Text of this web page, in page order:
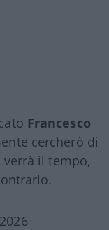
Francesco
cercherò di
il tempo,